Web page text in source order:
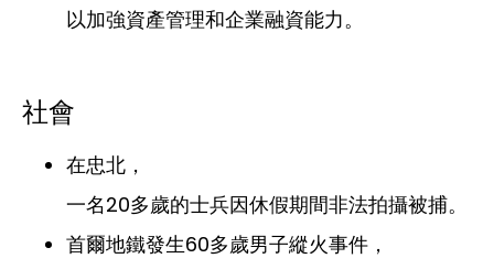
以加強資產管理和企業融資能力。
社會
在忠北，
一名20多歲的士兵因休假期間非法拍攝被捕。
首爾地鐵發生60多歲男子縱火事件，